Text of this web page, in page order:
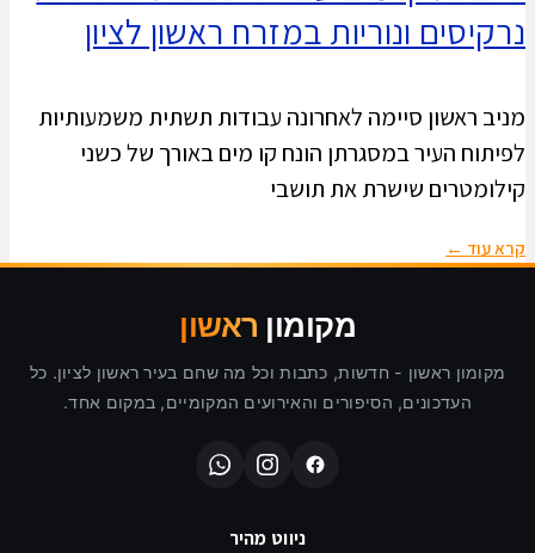
נרקיסים ונוריות במזרח ראשון לציון
מניב ראשון סיימה לאחרונה עבודות תשתית משמעותיות
לפיתוח העיר במסגרתן הונח קו מים באורך של כשני
קילומטרים שישרת את תושבי
קרא עוד ←
מקומון ראשון
מקומון ראשון - חדשות, כתבות וכל מה שחם בעיר ראשון לציון. כל
העדכונים, הסיפורים והאירועים המקומיים, במקום אחד.
ניווט מהיר